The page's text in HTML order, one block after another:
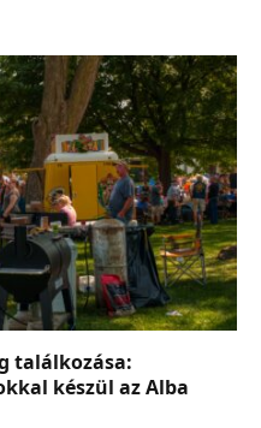
találkozása:
készül az Alba